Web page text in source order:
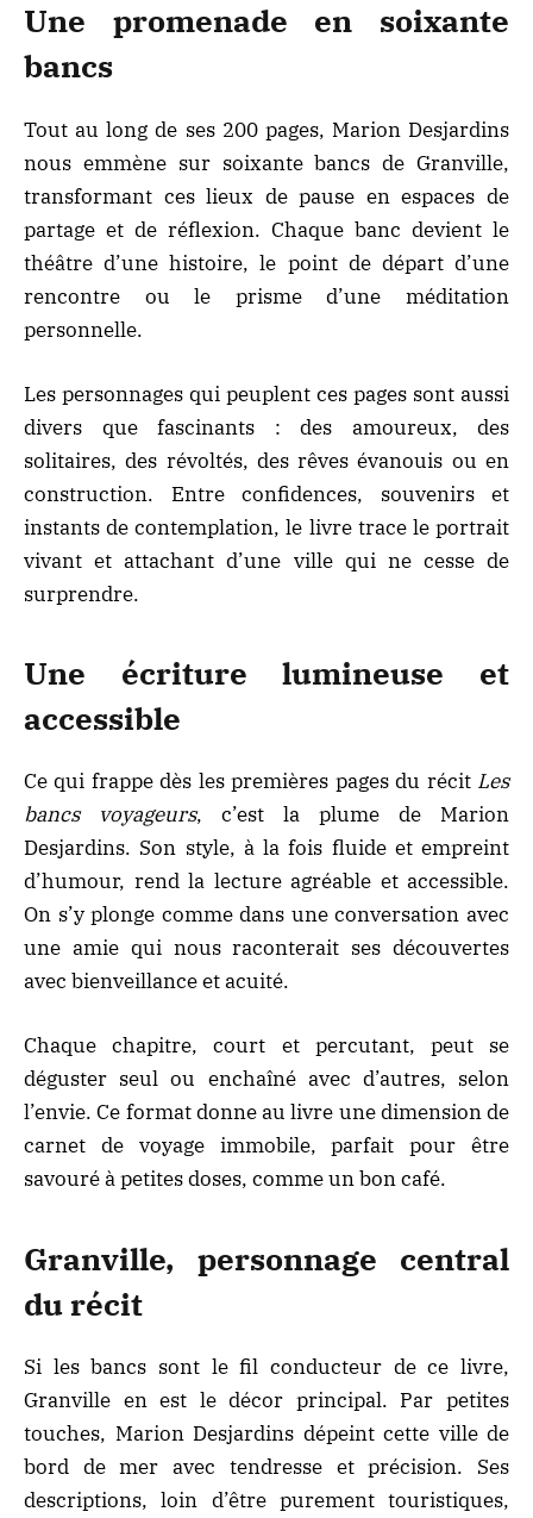
Une promenade en soixante
bancs
Tout au long de ses 200 pages, Marion Desjardins
nous emmène sur soixante bancs de Granville,
transformant ces lieux de pause en espaces de
partage et de réflexion. Chaque banc devient le
théâtre d’une histoire, le point de départ d’une
rencontre ou le prisme d’une méditation
personnelle.
Les personnages qui peuplent ces pages sont aussi
divers que fascinants : des amoureux, des
solitaires, des révoltés, des rêves évanouis ou en
construction. Entre confidences, souvenirs et
instants de contemplation, le livre trace le portrait
vivant et attachant d’une ville qui ne cesse de
surprendre.
Une écriture lumineuse et
accessible
Ce qui frappe dès les premières pages du récit Les
bancs voyageurs, c’est la plume de Marion
Desjardins. Son style, à la fois fluide et empreint
d’humour, rend la lecture agréable et accessible.
On s’y plonge comme dans une conversation avec
une amie qui nous raconterait ses découvertes
avec bienveillance et acuité.
Chaque chapitre, court et percutant, peut se
déguster seul ou enchaîné avec d’autres, selon
l’envie. Ce format donne au livre une dimension de
carnet de voyage immobile, parfait pour être
savouré à petites doses, comme un bon café.
Granville, personnage central
du récit
Si les bancs sont le fil conducteur de ce livre,
Granville en est le décor principal. Par petites
touches, Marion Desjardins dépeint cette ville de
bord de mer avec tendresse et précision. Ses
descriptions, loin d’être purement touristiques,